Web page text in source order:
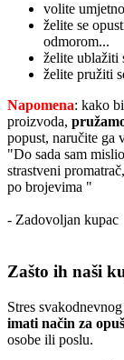
volite
želite se
odmorom...
želite ublažiti
želite pružiti
Napomena: kako
proizvoda,
popust, naručite ga
"Do sada sam
strastveni
po brojevima "
- Zadovoljan kupac
Zašto ih naši
Stres
imati način za
osobe ili poslu.